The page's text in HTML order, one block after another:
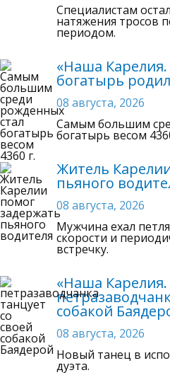
Специалистам
натяжения тросов
периодом.
«Наша
богатырь
08 августа, 2026
Самым большим
богатырь весом
Житель
пьяного
08 августа, 2026
Мужчина ехал
скорости и
встречку.
«Наша
собакой
08 августа, 2026
Новый танец в
дуэта.